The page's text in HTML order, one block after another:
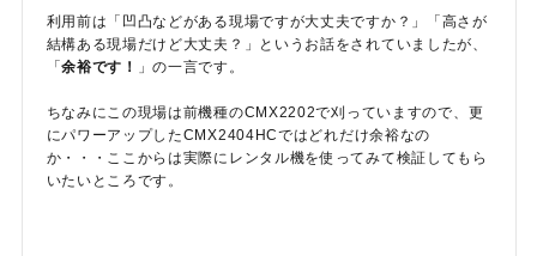
利用前は「凹凸などがある現場ですが大丈夫ですか？」「高さが
結構ある現場だけど大丈夫？」というお話をされていましたが、
「余裕です！ 」の一言です。
ちなみにこの現場は前機種のCMX2202で刈っていますので、更
にパワーアップしたCMX2404HCではどれだけ余裕なの
か・・・ここからは実際にレンタル機を使ってみて検証してもら
いたいところです。